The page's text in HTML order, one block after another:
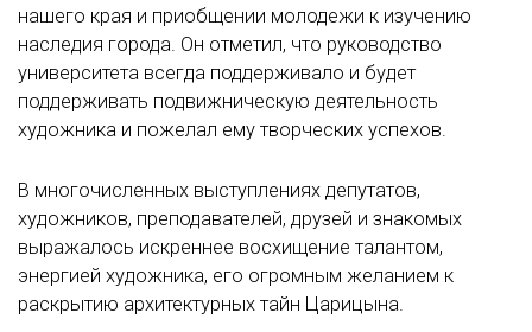
нашего края и приобщении молодежи к изучению
наследия города. Он отметил, что руководство
университета всегда поддерживало и будет
поддерживать подвижническую деятельность
художника и пожелал ему творческих успехов.
В многочисленных выступлениях депутатов,
художников, преподавателей, друзей и знакомых
выражалось искреннее восхищение талантом,
энергией художника, его огромным желанием к
раскрытию архитектурных тайн Царицына.